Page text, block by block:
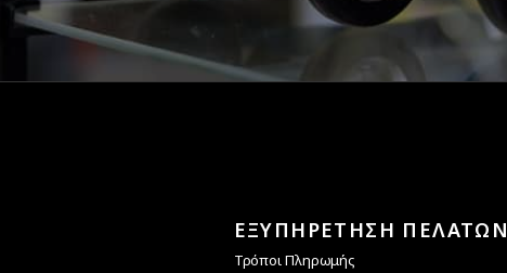
ΕΞΥΠΗΡΕΤΗΣΗ ΠΕΛΑΤΩΝ
Τρόποι Πληρωμής